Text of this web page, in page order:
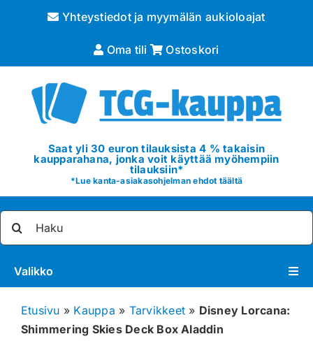
Yhteystiedot ja myymälän aukioloajat
Oma tili Ostoskori
Saat yli 30 euron tilauksista 4 % takaisin
kaupparahana, jonka voit käyttää myöhempiin
tilauksiin*
*Lue kanta-asiakasohjelman ehdot täältä
Valikko
Pokémon
Muut keräilykortit
Etusivu » Kauppa » Tarvikkeet » Disney Lorcana:
Shimmering Skies Deck Box Aladdin